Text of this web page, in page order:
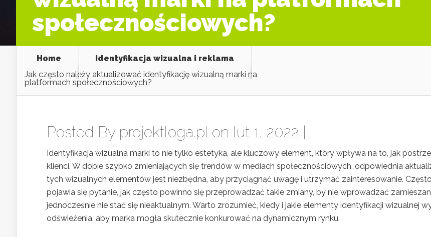
społecznościowych?
Home
Identyfikacja wizualna i reklama
Jak często należy aktualizować identyfikację wizualną marki na
platformach społecznościowych?
Posted By projektloga.plon lut 1, 2022 |
Identyfikacja wizualna marki to nie tylko estetyka, ale kluczowy element, który wpływa na to, jak
klienci. W dobie szybko zmieniających się trendów w mediach społecznościowych, odpowiednia
tych wizualnych elementów jest niezbędna, aby przyciągnąć uwagę i utrzymać zainteresowanie.
pojawia się pytanie, jak często powinno się przeprowadzać takie zmiany, by nie wprowadzać
jednocześnie nie stać się nieaktualnym. Warto zrozumieć, kiedy i jakie elementy identyfikacji wizualnej
odświeżenia, aby marka mogła skutecznie konkurować na dynamicznym rynku.